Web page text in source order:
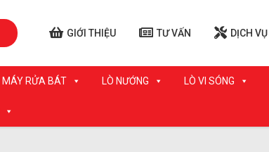
GIỚI THIỆU TƯ VẤN DỊCH VỤ
MÁY RỬA BÁT LÒ NƯỚNG LÒ VI SÓNG